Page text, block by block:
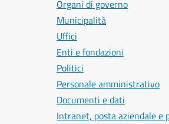
Organi di governo
Municipalità
Uffici
Enti e fondazioni
Politici
Personale amministrativo
Documenti e dati
Intranet, posta aziendale e